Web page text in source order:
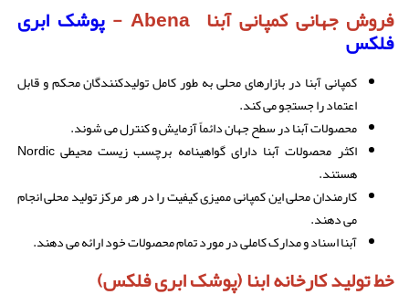
فروش جهانی کمپانی آبنا Abena - پوشک ابری
فلکس
کمپانی آبنا در بازارهای محلی به طور کامل تولیدکنندگان محکم و قابل
اعتماد را جستجو می کند.
محصولات آبنا در سطح جهان دائماً آزمایش و کنترل می شوند.
اکثر محصولات آبنا دارای گواهینامه برچسب زیست محیطی Nordic
هستند.
کارمندان محلی این کمپانی ممیزی کیفیت را در هر مرکز تولید محلی انجام
می دهند.
آبنا اسناد و مدارک کاملی در مورد تمام محصولات خود ارائه می دهند.
خط تولید کارخانه ابنا (پوشک ابری فلکس)